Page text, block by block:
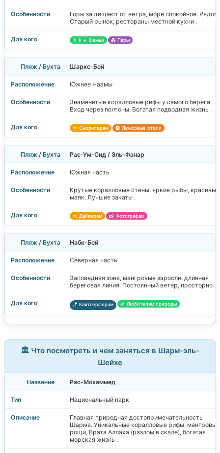
Горы защищают от ветра, море спокойное. Рядом
Старый рынок, рестораны местной кухни .
👨‍👩‍👧 Семьи 💑 Пары
Шаркс-Бей
Южнее Наамы
Знаменитые коралловые рифы у самого берега.
Вход через понтоны. Богатая подводная жизнь .
🤿 Снорклерам 🏨 Люксовые отели
Рас-Ум-Сид / Эль-Фанар
Южная часть
Крутые коралловые стены, яркие рыбы, красивый
маяк. Лучшие закаты .
🤿 Дайверам 📸 Фотографам
Набк-Бей
Северная часть
Заповедная зона, мангровые заросли, длинная
береговая линия. Постоянный ветер, просторно .
🪁 Кайтсерферам 🌿 Любителям природы
🏛️ Что посмотреть и чем заняться в Шарм-эль-
Шейхе
Рас-Мохаммед
Национальный парк
Главная природная достопримечательность
Шарма. Уникальные коралловые рифы, мангровые
рощи, Врата Аллаха (разлом в скале), богатая
морская жизнь .